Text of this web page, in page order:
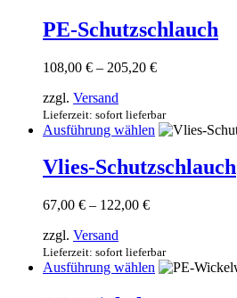
Produktseite
gewählt
weist
mehrere
können
auf
Produktseite
PE-Schutzschlauch
108,00 € – 205,20 €Preisspanne:
205,20 €
zzgl. Versand
Lieferzeit: sofort lieferbar
Ausführung wählen Dieses
weist
mehrere
können
auf
Vlies-Schutzschlauch
67,00 € – 122,00 €Preisspanne:
122,00 €
zzgl. Versand
Lieferzeit: sofort lieferbar
Ausführung wählen Dieses